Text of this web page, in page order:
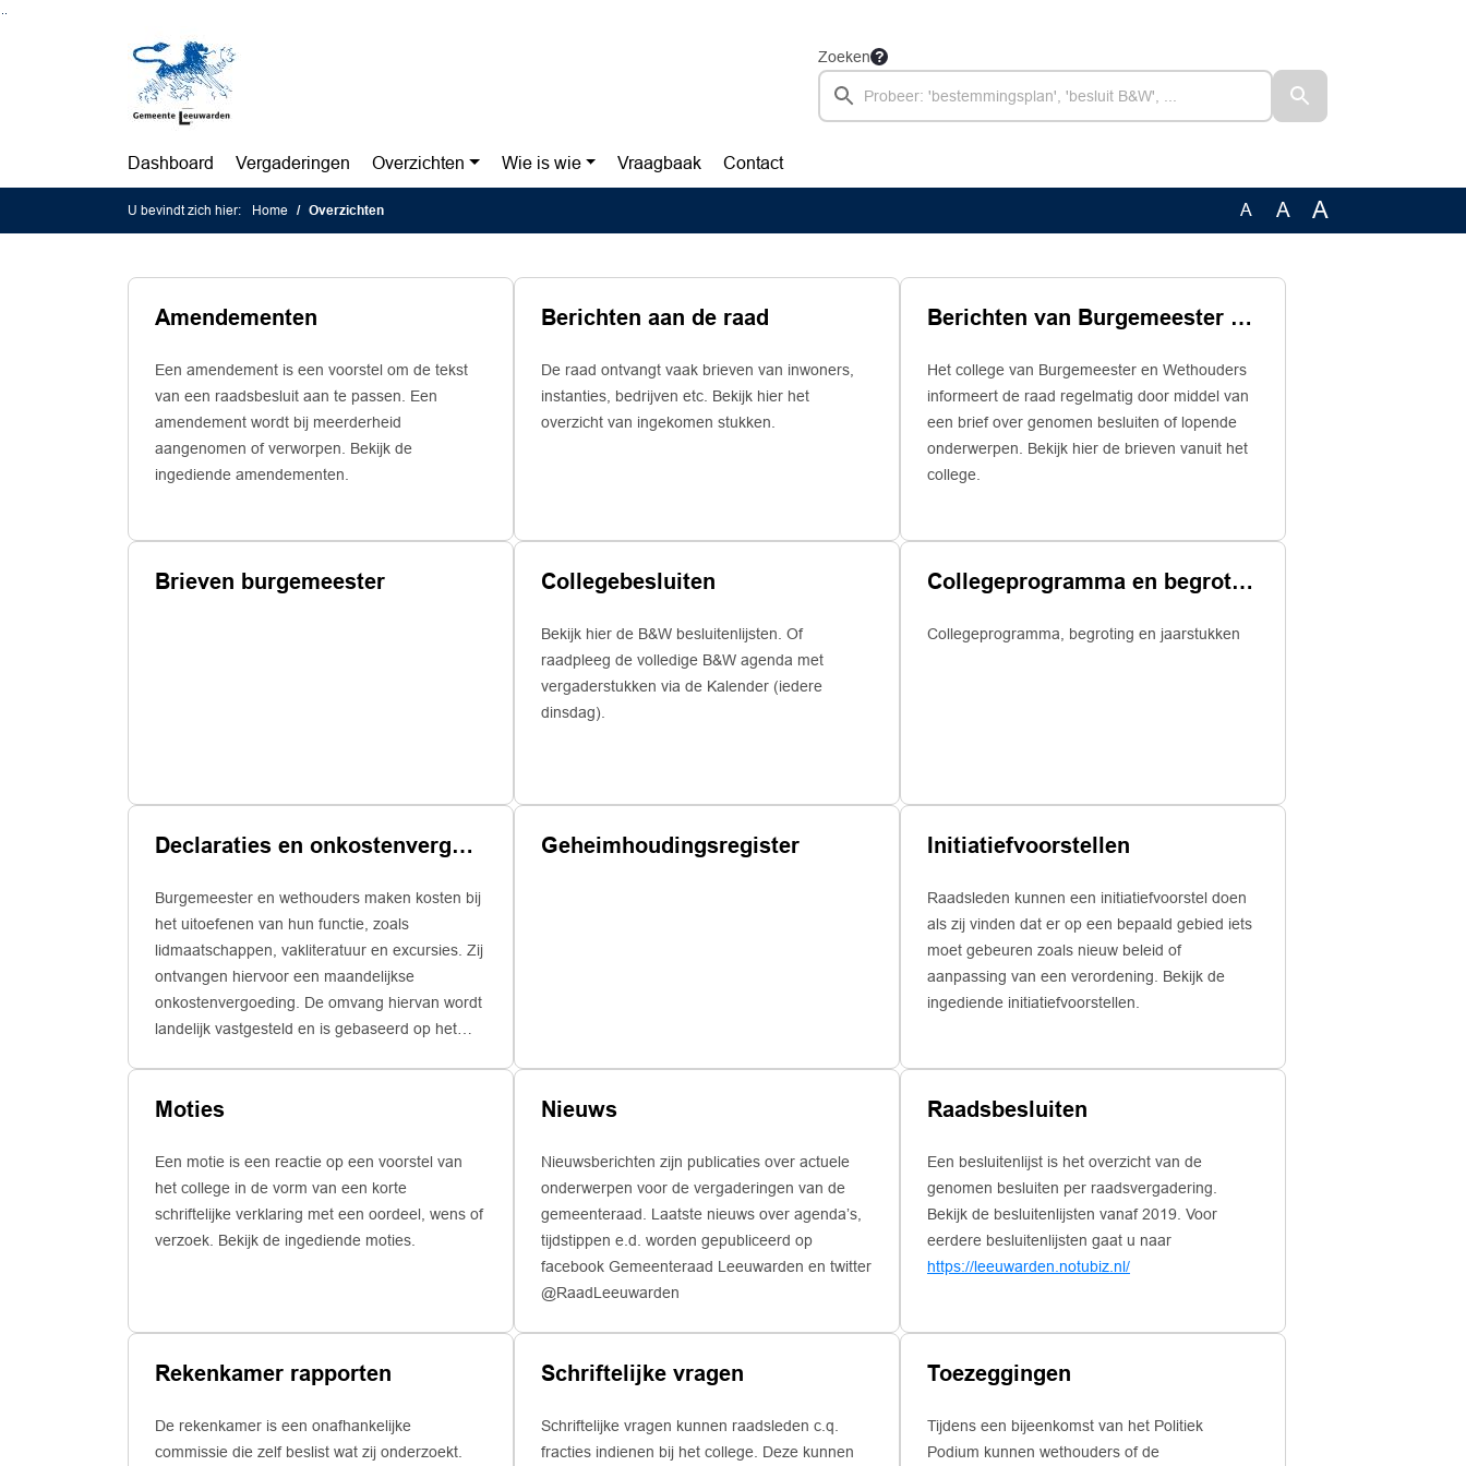
Zoeken
Dashboard Vergaderingen Overzichten Wie is wie Vraagbaak Contact
U bevindt zich hier: Home Overzichten A A A
Amendementen
Een amendement is een voorstel om de tekst
van een raadsbesluit aan te passen. Een
amendement wordt bij meerderheid
aangenomen of verworpen. Bekijk de
ingediende amendementen.
Berichten aan de raad
De raad ontvangt vaak brieven van inwoners,
instanties, bedrijven etc. Bekijk hier het
overzicht van ingekomen stukken.
Berichten van Burgemeester en Wethouders
Het college van Burgemeester en Wethouders
informeert de raad regelmatig door middel van
een brief over genomen besluiten of lopende
onderwerpen. Bekijk hier de brieven vanuit het
college.
Brieven burgemeester Collegebesluiten
Bekijk hier de B&W besluitenlijsten. Of
raadpleeg de volledige B&W agenda met
vergaderstukken via de Kalender (iedere
dinsdag).
Collegeprogramma en begrotingsproces
Collegeprogramma, begroting en jaarstukken
Declaraties en onkostenvergoedingen college van b. en w.
Burgemeester en wethouders maken kosten bij
het uitoefenen van hun functie, zoals
lidmaatschappen, vakliteratuur en excursies. Zij
ontvangen hiervoor een maandelijkse
onkostenvergoeding. De omvang hiervan wordt
landelijk vastgesteld en is gebaseerd op het
dienstauto’s. De jaarlijkse kosten hiervoor
kunnen zij op grond van hun
rechtspositieregeling kosten voor bijvoorbeeld
opleidingen, congressen en zakelijke lunches
declareren.
Geheimhoudingsregister Initiatiefvoorstellen
Raadsleden kunnen een initiatiefvoorstel doen
als zij vinden dat er op een bepaald gebied iets
moet gebeuren zoals nieuw beleid of
aanpassing van een verordening. Bekijk de
ingediende initiatiefvoorstellen.
Moties
Een motie is een reactie op een voorstel van
het college in de vorm van een korte
schriftelijke verklaring met een oordeel, wens of
verzoek. Bekijk de ingediende moties.
Nieuws
Nieuwsberichten zijn publicaties over actuele
onderwerpen voor de vergaderingen van de
gemeenteraad. Laatste nieuws over agenda’s,
tijdstippen e.d. worden gepubliceerd op
facebook Gemeenteraad Leeuwarden en twitter
@RaadLeeuwarden
Raadsbesluiten
Een besluitenlijst is het overzicht van de
genomen besluiten per raadsvergadering.
Bekijk de besluitenlijsten vanaf 2019. Voor
eerdere besluitenlijsten gaat u naar
https://leeuwarden.notubiz.nl/
Rekenkamer rapporten
De rekenkamer is een onafhankelijke
commissie die zelf beslist wat zij onderzoekt.
Schriftelijke vragen
Schriftelijke vragen kunnen raadsleden c.q.
fracties indienen bij het college. Deze kunnen
Toezeggingen
Tijdens een bijeenkomst van het Politiek
Podium kunnen wethouders of de